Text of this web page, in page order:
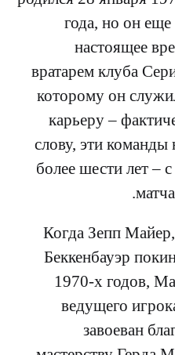
года, но он
настоящее
вратарем клуба
которому он
карьеру –
слову, эти команды
более шести лет –
Когда Зепп
Беккенбауэр
1970-х годов,
ведущего
завоеван